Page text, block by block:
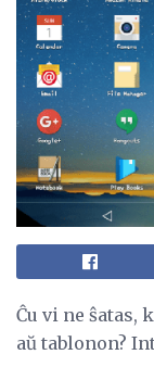
Ĉu vi ne ŝatas,
aŭ tablonon?